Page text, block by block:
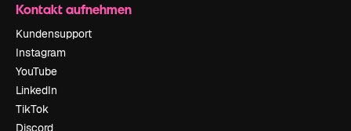
Kontakt aufnehmen
Kundensupport
Instagram
YouTube
LinkedIn
TikTok
Discord